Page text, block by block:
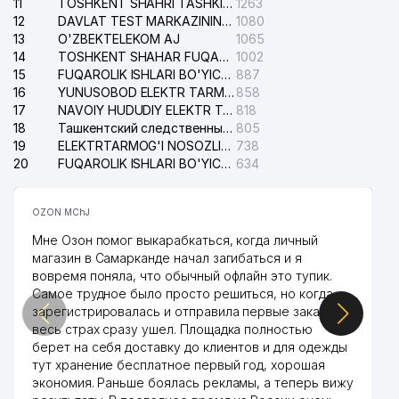
YAPONIYA ELChINONASI
BONUM FACTUM GALLERY MChJ
M AND F HOLDING MChJ
BILIM POEZDI NODAVLAT TA'LIM
MUASSASASI
SMART MEDIA SOLUTIONS MChJ
47 VOYAGER FILM MChJ
48 STROY ASPHALT-PRO MChJ 250 м
49
AFROSIYOB-SAN'AT XUSUSIY
KORXONASI
251 м
50 SMART MEDIA SOLUTIONS MChJ 253 м
51
ASHUR TASHKENT ADVOKATLIK
FIRMASI
254 м
11
TOSHKENT SHAHRI TASHKILOT TELEFONLARI HAQIDA MA'LUMOT BYUROSI 1263
12
DAVLAT TEST MARKAZINING ISHONCH TELEFONLARI 1080
13
O'ZBEKTELEKOM AJ
1065
14
TOSHKENT SHAHAR FUQAROLIK ISHLARI BO'YICHA SUDI 1002
15
FUQAROLIK ISHLARI BO'YICHA YAKKASAROY TUMANLARARO SUDI 887
16
YUNUSOBOD ELEKTR TARMOG'I NOSOZLIKLARI XIZMATI 858
17
NAVOIY HUDUDIY ELEKTR TARMOQLARI KORXONASI AJ 818
18
Ташкентский следственный изолятор 805
19
ELEKTRTARMOG'I NOSOZLIKLARINI TO'ZATISH SERGELI XIZMATI 738
20
FUQAROLIK ISHLARI BO'YICHA UCH-TEPA TUMANI SUDI 634
OZON MChJ
Мне Озон помог выкарабкаться, когда личный
магазин в Самарканде начал загибаться и я
вовремя поняла, что обычный офлайн это тупик.
Самое трудное было просто решиться, но когда
зарегистрировалась и отправила первые заказы,
весь страх сразу ушел. Площадка полностью
берет на себя доставку до клиентов и для одежды
тут хранение бесплатное первый год, хорошая
экономия. Раньше боялась рекламы, а теперь вижу